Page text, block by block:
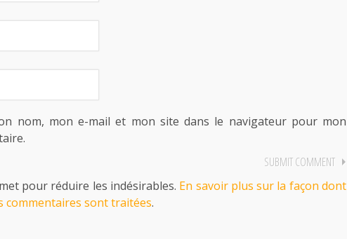
nom, mon e-mail et mon site dans le navigateur pour mon
pour réduire les indésirables. En savoir plus sur la façon dont
commentaires sont traitées.